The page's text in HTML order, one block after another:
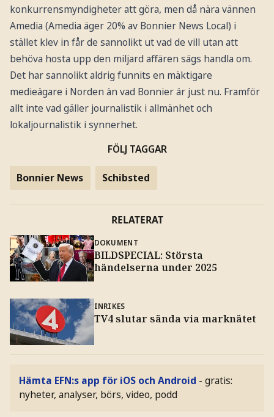
konkurrensmyndigheter att göra, men då nära vännen
Amedia (Amedia äger 20% av Bonnier News Local) i
stället klev in får de sannolikt ut vad de vill utan att
behöva hosta upp den miljard affären sägs handla om.
Det har sannolikt aldrig funnits en mäktigare
medieägare i Norden än vad Bonnier är just nu. Framför
allt inte vad gäller journalistik i allmänhet och
lokaljournalistik i synnerhet.
FÖLJ TAGGAR
Bonnier News Schibsted
RELATERAT
DOKUMENT
BILDSPECIAL: Största
händelserna under 2025
INRIKES
TV4 slutar sända via marknätet
Hämta EFN:s app för iOS och Android - gratis:
nyheter, analyser, börs, video, podd